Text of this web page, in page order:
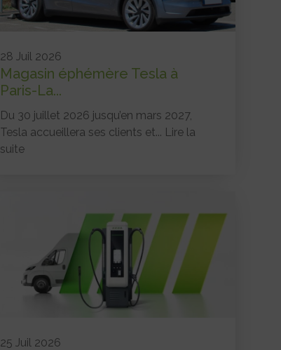
28 Juil 2026
Magasin éphémère Tesla à
Paris-La...
Du 30 juillet 2026 jusqu’en mars 2027,
Tesla accueillera ses clients et... Lire la
suite
25 Juil 2026